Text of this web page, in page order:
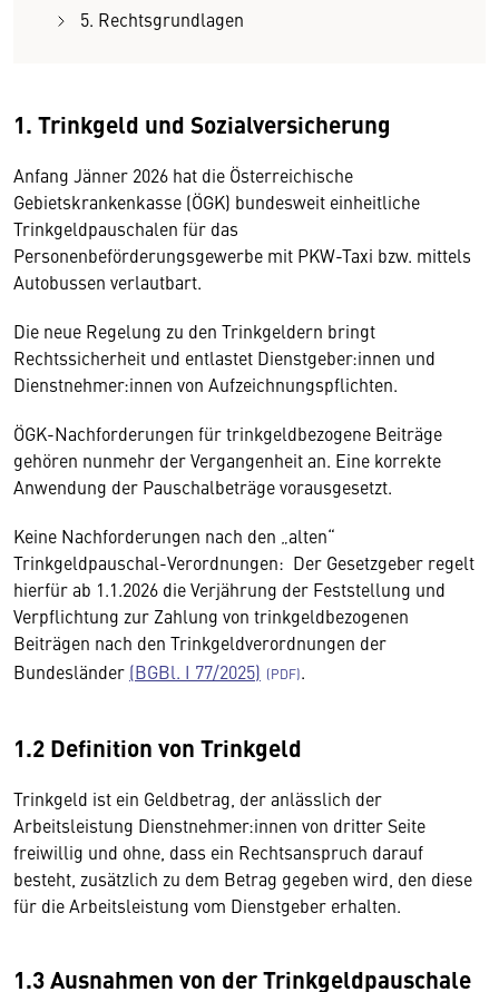
5. Rechtsgrundlagen
1. Trinkgeld und Sozialversicherung
Anfang Jänner 2026 hat die Österreichische
Gebietskrankenkasse (ÖGK) bundesweit einheitliche
Trinkgeldpauschalen für das
Personenbeförderungsgewerbe mit PKW-Taxi bzw. mittels
Autobussen verlautbart.
Die neue Regelung zu den Trinkgeldern bringt
Rechtssicherheit und entlastet Dienstgeber:innen und
Dienstnehmer:innen von Aufzeichnungspflichten.
ÖGK-Nachforderungen für trinkgeldbezogene Beiträge
gehören nunmehr der Vergangenheit an. Eine korrekte
Anwendung der Pauschalbeträge vorausgesetzt.
Keine Nachforderungen nach den „alten“
Trinkgeldpauschal-Verordnungen: Der Gesetzgeber regelt
hierfür ab 1.1.2026 die Verjährung der Feststellung und
Verpflichtung zur Zahlung von trinkgeldbezogenen
Beiträgen nach den Trinkgeldverordnungen der
Bundesländer (BGBl. I 77/2025) .
1.2 Definition von Trinkgeld
Trinkgeld ist ein Geldbetrag, der anlässlich der
Arbeitsleistung Dienstnehmer:innen von dritter Seite
freiwillig und ohne, dass ein Rechtsanspruch darauf
besteht, zusätzlich zu dem Betrag gegeben wird, den diese
für die Arbeitsleistung vom Dienstgeber erhalten.
1.3 Ausnahmen von der Trinkgeldpauschale